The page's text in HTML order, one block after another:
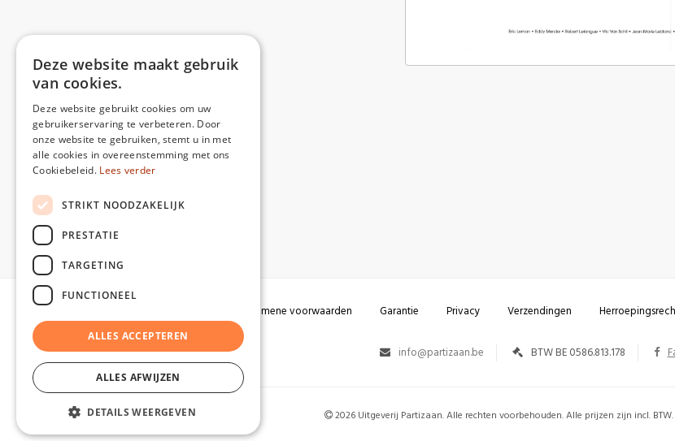
Algemene voorwaarden Garantie Privacy Verzendingen
info@partizaan.be BTW BE 0586.813.178
2026 Uitgeverij Partizaan. Alle rechten voorbehouden. Alle prijzen zijn incl.
Deze website maakt gebruik
van cookies.
Deze website gebruikt cookies om uw
gebruikerservaring te verbeteren. Door
onze website te gebruiken, stemt u in met
alle cookies in overeenstemming met ons
Cookiebeleid. Lees verder
STRIKT NOODZAKELIJK
PRESTATIE
TARGETING
FUNCTIONEEL
ALLES ACCEPTEREN
ALLES AFWIJZEN
DETAILS WEERGEVEN